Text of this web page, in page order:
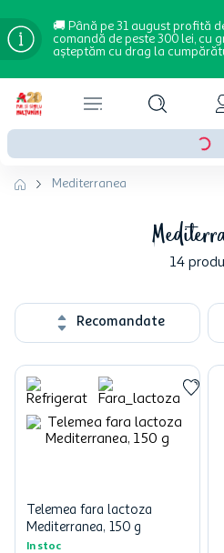
🚚 Până pe 31 august profită
comandă de peste 300 lei, cu
așteptăm cu drag la
Mediterranea
14
Recomandate
Telemea fara lactoza
Mediterranea, 150 g
In stoc